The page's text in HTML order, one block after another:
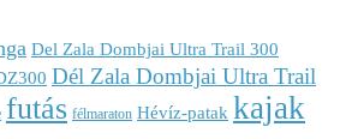
Del Zala Dombjai Ultra Trail 300
Dél Zala Dombjai Ultra Trail
futás félmaraton Hévíz-patak kajak